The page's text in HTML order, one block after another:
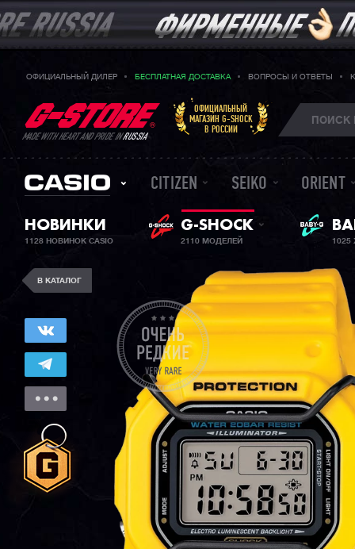
ОФИЦИАЛЬНЫЙ ДИЛЕР БЕСПЛАТНАЯ ДОСТАВКА ВОПРОСЫ И ОТВЕТЫ
MADE WITH HEART AND PRIDE INRUSSIA
ОФИЦИАЛЬНЫЙ
МАГАЗИН G-SHOCK
В РОССИИ
CITIZEN SEIKO ORIENT
НОВИНКИ
1128 НОВИНОК CASIO
G-SHOCK
2110 МОДЕЛЕЙ
В КАТАЛОГ